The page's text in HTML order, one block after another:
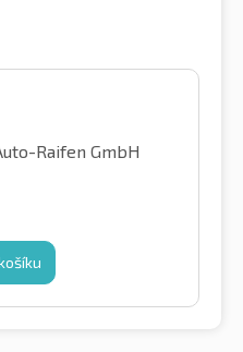
Raifen GmbH